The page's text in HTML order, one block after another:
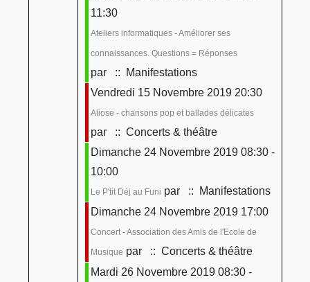
11:30
Ateliers informatiques - Améliorer ses
connaissances. Questions = Réponses
par
:: Manifestations
Vendredi 15 Novembre 2019 20:30
Aliose - chansons pop et ballades délicates
par
:: Concerts & théâtre
Dimanche 24 Novembre 2019 08:30 -
10:00
Le P'tit Déj au Funi par
:: Manifestations
Dimanche 24 Novembre 2019 17:00
Concert - Association des Amis de l'Ecole de
Musique par
:: Concerts & théâtre
Mardi 26 Novembre 2019 08:30 -